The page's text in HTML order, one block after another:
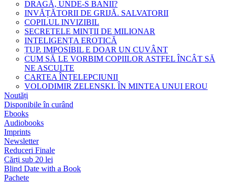
DRAGĂ, UNDE-S BANII?
INVĂȚĂTORII DE GRIJĂ. SALVATORII
COPILUL INVIZIBIL
SECRETELE MINȚII DE MILIONAR
INTELIGENȚA EROTICĂ
ȚUP. IMPOSIBIL E DOAR UN CUVÂNT
CUM SĂ LE VORBIM COPIILOR ASTFEL ÎNCÂT SĂ
NE ASCULTE
CARTEA ÎNȚELEPCIUNII
VOLODIMIR ZELENSKI. ÎN MINTEA UNUI EROU
Noutăți
Disponibile în curând
Ebooks
Audiobooks
Imprints
Newsletter
Reduceri Finale
Cărți sub 20 lei
Blind Date with a Book
Pachete